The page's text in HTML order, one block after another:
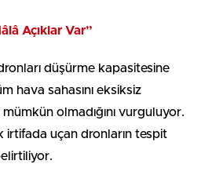
Açıklar Var”
düşürme kapasitesine
hava sahasını eksiksiz
olmadığını vurguluyor.
uçan dronların tespit